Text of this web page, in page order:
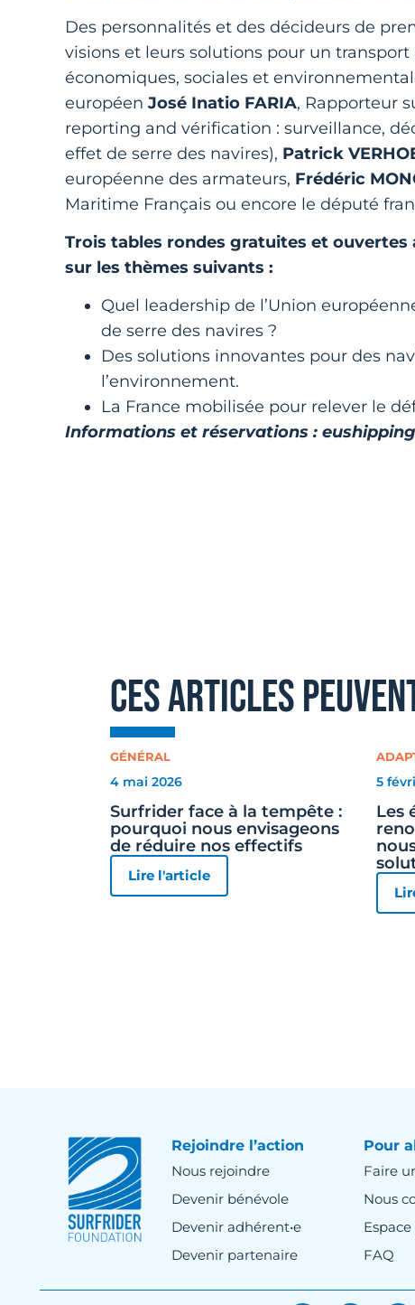
Des personnalités et des décideurs de
visions et leurs solutions pour un
économiques, sociales et
européen José Inatio FARIA, Rapporteur
reporting and vérification : surveillance,
effet de serre des navires), Patrick
européenne des armateurs, Frédéric
Maritime Français ou encore le député
Trois tables rondes gratuites et
sur les thèmes suivants :
Quel leadership de l’Union
de serre des navires ?
Des solutions innovantes pour des
l’environnement.
La France mobilisée pour relever le
Informations et réservations :
ces articles
GÉNÉRAL
4 mai 2026
Surfrider face à la tempête :
pourquoi nous envisageons
de réduire nos effectifs
Lire l'article
5
Les
Rejoindre l’action
Nous rejoindre
Devenir bénévole
Devenir adhérent•e
Devenir partenaire
Pour
Faire
Nous
FAQ